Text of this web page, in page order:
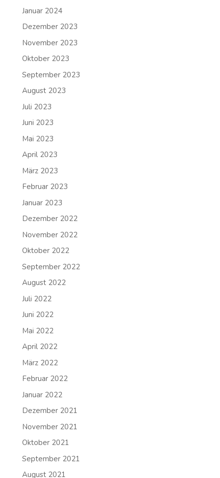
Januar 2024
Dezember 2023
November 2023
Oktober 2023
September 2023
August 2023
Juli 2023
Juni 2023
Mai 2023
April 2023
März 2023
Februar 2023
Januar 2023
Dezember 2022
November 2022
Oktober 2022
September 2022
August 2022
Juli 2022
Juni 2022
Mai 2022
April 2022
März 2022
Februar 2022
Januar 2022
Dezember 2021
November 2021
Oktober 2021
September 2021
August 2021